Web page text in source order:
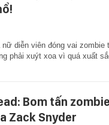
diễn viên đóng vai zombie
phải xuýt xoa vì quá xuất
Bom tấn
Zack Snyder